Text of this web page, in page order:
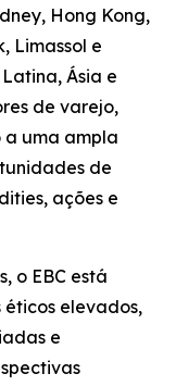
Hong Kong,
Limassol e
Ásia e
de varejo,
a uma ampla
de
ações e
o EBC está
elevados,
e